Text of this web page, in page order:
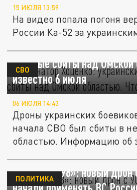
15 ИЮЛЯ 13:59
На видео попала погоня
России Ка-52 за
Губернатор Хоценко:
впервые сбиты над
известно 6 июля
СВО
06 ИЮЛЯ 14:43
Дроны украинских
начала СВО был сбиты в
областью. Информацию об
«Изделие-98»: новый дрон
ПОЛИТИКА